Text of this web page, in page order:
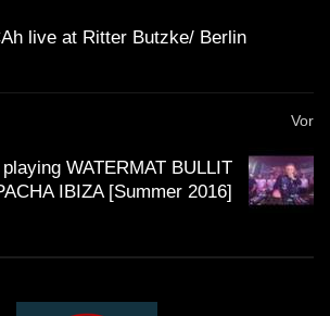
live at Ritter Butzke/ Berlin
Vor
WATERMAT BULLIT
IBIZA [Summer 2016]